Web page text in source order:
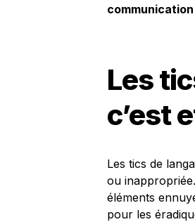
communication
Les
c’est
Les tics de
ou
éléments
pour les